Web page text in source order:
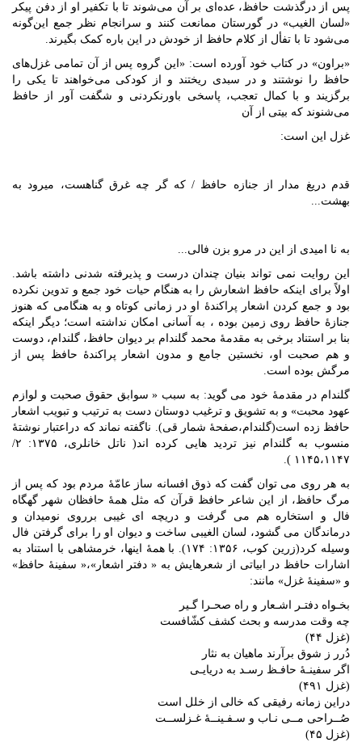
پس از درگذشت حافظ، عده‌ای بر آن می‌شوند تا با تکفیر او از دفن پیکر
«لسان‌ الغیب» در گورستان ممانعت کنند و سرانجام نظر جمع این‌گونه
می‌شود تا با تفأل از کلام حافظ از خودش در این باره کمک بگیرند.
«براون» در کتاب خود آورده است: «این‌ گروه پس از آن تمامی غزل‌های
حافظ را نوشتند و در سبدی ریختند و از کودکی می‌خواهند تا یکی را
برگزیند و با کمال تعجب، پاسخی باورنکردنی و شگفت آور از حافظ
می‌شنوند که بیتی از آن
غزل این است:
قدم دریغ مدار از جنازه حافظ / که گر چه غرق گناهست، میرود به
بهشت...
به نا امیدی از این در مرو بزن فالی...
این روایت نمی تواند بنیان چندان درست و پذیرفته شدنی داشته باشد.
اولاً برای اینکه حافظ اشعارش را به هنگام حیات خود جمع و تدوین نکرده
بود و جمع کردن اشعار پراکندۀ او در زمانی کوتاه و به هنگامی که هنوز
جنازۀ حافظ روی زمین بوده ، به آسانی امکان نداشته است؛ دیگر اینکه
بنا بر استناد برخی به مقدمۀ محمد گلندام بر دیوان حافظ، گلندام، دوست
و هم صحبت او، نخستین جامع و مدون اشعار پراکندۀ حافظ پس از
مرگش بوده است.
گلندام در مقدمۀ خود می گوید: به سبب « سوابق حقوق صحبت و لوازم
عهود محبت» و به تشویق و ترغیب دوستان دست به ترتیب و تبویب اشعار
حافظ زده است(گلندام،صفحۀ شمار قی). ناگفته نماند که دراعتبار نوشتۀ
منسوب به گلندام نیز تردید هایی کرده اند( ناتل خانلری، ۱۳۷۵: ۲/
۱۱۴۵،۱۱۴۷ ).
به هر روی می توان گفت که ذوق افسانه ساز عامّۀ مردم بود که پس از
مرگ حافظ، از این شاعر حافظ قرآن که مثل همۀ حافظان شهر گهگاه
فال و استخاره هم می گرفت و دریچه ای غیبی برروی نومیدان و
درماندگان می گشود، لسان الغیبی ساخت و دیوان او را برای گرفتن فال
وسیله کرد(زرین کوب، ۱۳۵۶: ۱۷۴). با همۀ اینها، خرمشاهی با استناد به
اشارات حافظ در ابیاتی از شعرهایش به « دفتر اشعار»،« سفینۀ حافظ»
و «سفینۀ غزل» مانند:
بخـواه دفتـر اشـعار و راه صحـرا گـیر
چه وقت مدرسه و بحث کشف کشّافست
(غزل ۴۴)
دُرر ز شوق برآرند ماهیان به نثار
اگر سفینـۀ حافـظ رسـد به دریایـی
(غزل ۴۹۱)
دراین زمانه رفیقی که خالی از خلل است
صُــراحی مــی نـاب و سـفـینــۀ غـزلســت
(غزل ۴۵)